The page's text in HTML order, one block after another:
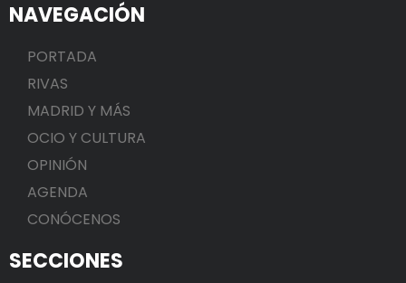
NAVEGACIÓN
PORTADA
RIVAS
MADRID Y MÁS
OCIO Y CULTURA
OPINIÓN
AGENDA
CONÓCENOS
SECCIONES